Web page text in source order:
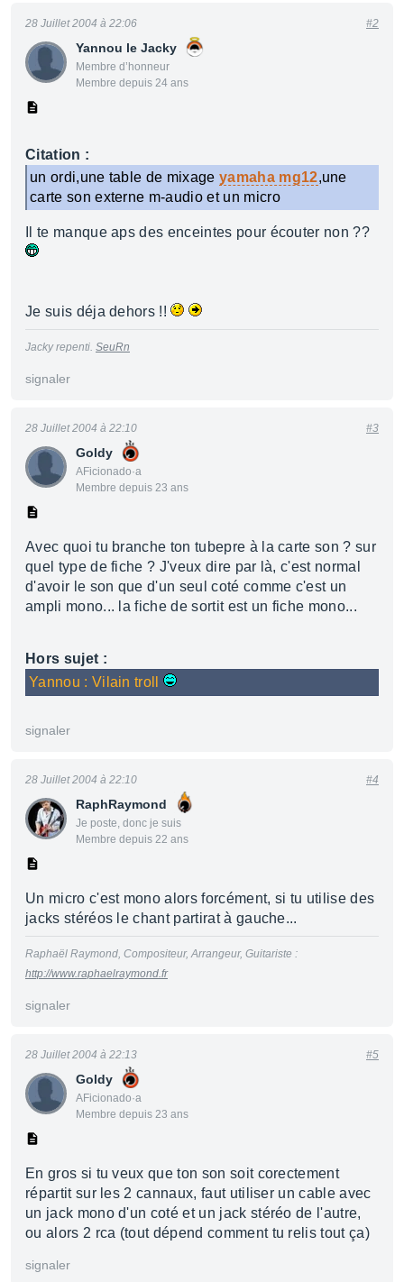
Yannou le Jacky
Membre d’honneur
Membre depuis 24 ans
28 Juillet 2004 à 22:06 #2
Citation :
un ordi,une table de mixage yamaha mg12,une
carte son externe m-audio et un micro
Il te manque aps des enceintes pour écouter non ??
Je suis déja dehors !!
Jacky repenti. SeuRn
signaler
Goldy
AFicionado·a
Membre depuis 23 ans
28 Juillet 2004 à 22:10 #3
Avec quoi tu branche ton tubepre à la carte son ? sur
quel type de fiche ? J'veux dire par là, c'est normal
d'avoir le son que d'un seul coté comme c'est un
ampli mono... la fiche de sortit est un fiche mono...
Hors sujet :
Yannou : Vilain troll
signaler
RaphRaymond
Je poste, donc je suis
Membre depuis 22 ans
28 Juillet 2004 à 22:10 #4
Un micro c'est mono alors forcément, si tu utilise des
jacks stéréos le chant partirat à gauche...
Raphaël Raymond, Compositeur, Arrangeur, Guitariste :
http://www.raphaelraymond.fr
signaler
Goldy
AFicionado·a
Membre depuis 23 ans
28 Juillet 2004 à 22:13 #5
En gros si tu veux que ton son soit corectement
répartit sur les 2 cannaux, faut utiliser un cable avec
un jack mono d'un coté et un jack stéréo de l'autre,
ou alors 2 rca (tout dépend comment tu relis tout ça)
signaler